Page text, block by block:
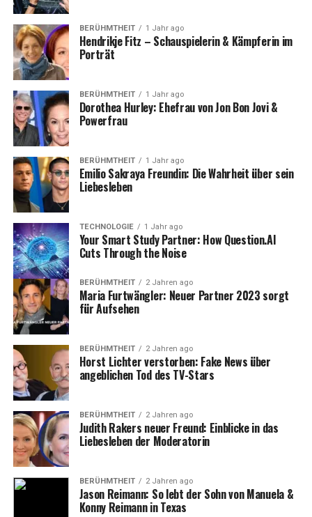
FAQs zu „iPhone 15 Pro Max Vertrag“
Warum ein Vertrag für das
iPhone 15 Pro Max sinnvoll ist
Der Kauf eines iPhone 15 Pro Max ohne Vertrag kann
eine teure Angelegenheit sein. Der Einstiegspreis liegt
oft jenseits der 1.000-Euro-Marke, was für viele eine
große Investition darstellt. Mit einem passenden
Vertrag hingegen lassen sich die Anschaffungskosten
auf monatliche Raten aufteilen. Zusätzlich bieten viele
Mobilfunkanbieter attraktive Tarifpakete, die auf die
Bedürfnisse von Smartphone-Nutzern zugeschnitten
sind.
Ein Vertrag lohnt sich besonders für diejenigen, die:
Regelmäßig mobil surfen:
Datenvolumen können Sie unterwegs Musik
streamen, Videos anschauen oder arbeiten.
Internationale Gespräche führen:
bieten Flatrates oder vergünstigte Konditionen
für Auslandsgespräche.
Einen zuverlässigen Mobilfunkanbieter
bevorzugen:
Service und Netzabdeckung verbunden.
Highlights des iPhone 15 Pro
BERÜHMTHEIT 1 Jahr ago
Hendrikje Fitz – Schauspielerin & Kämpferin im
Porträt
BERÜHMTHEIT 1 Jahr ago
Dorothea Hurley: Ehefrau von Jon Bon Jovi &
Powerfrau
BERÜHMTHEIT 1 Jahr ago
Emilio Sakraya Freundin: Die Wahrheit über sein
Liebesleben
TECHNOLOGIE 1 Jahr ago
Your Smart Study Partner: How Question.AI
Cuts Through the Noise
BERÜHMTHEIT 2 Jahren ago
Maria Furtwängler: Neuer Partner 2023 sorgt
für Aufsehen
BERÜHMTHEIT 2 Jahren ago
Horst Lichter verstorben: Fake News über
angeblichen Tod des TV-Stars
BERÜHMTHEIT 2 Jahren ago
Judith Rakers neuer Freund: Einblicke in das
Liebesleben der Moderatorin
BERÜHMTHEIT 2 Jahren ago
Jason Reimann: So lebt der Sohn von Manuela &
Konny Reimann in Texas